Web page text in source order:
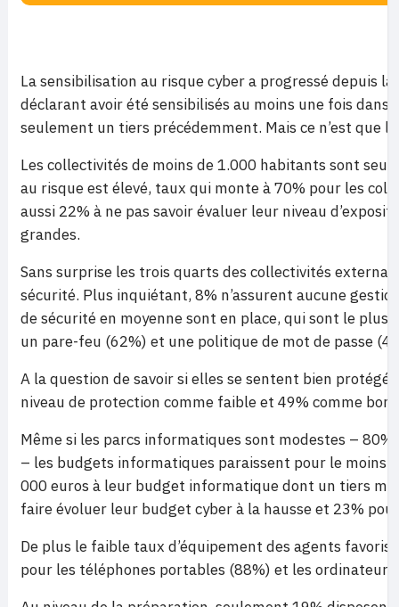
La sensibilisation au risque cyber a progressé depuis
déclarant avoir été sensibilisés au moins une fois
seulement un tiers précédemment. Mais ce n’est que
Les collectivités de moins de 1.000 habitants sont
au risque est élevé, taux qui monte à 70% pour les
aussi 22% à ne pas savoir évaluer leur niveau
grandes.
Sans surprise les trois quarts des collectivités
sécurité. Plus inquiétant, 8% n’assurent aucune
de sécurité en moyenne sont en place, qui sont le
un pare-feu (62%) et une politique de mot de passe
A la question de savoir si elles se sentent bien
niveau de protection comme faible et 49% comme bon.
Même si les parcs informatiques sont modestes –
– les budgets informatiques paraissent pour le moins
000 euros à leur budget informatique dont un tiers
faire évoluer leur budget cyber à la hausse et 23%
De plus le faible taux d’équipement des agents
pour les téléphones portables (88%) et les ordinateurs